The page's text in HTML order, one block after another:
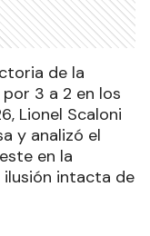
de la
3 a 2 en los
Lionel Scaloni
y analizó el
en la
intacta de